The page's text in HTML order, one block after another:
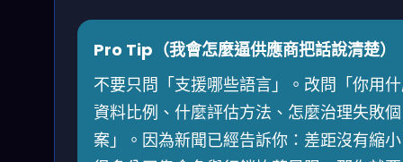
Pro Tip（我會怎麼逼供應商把話說清楚）
不要只問「支援哪些語言」。改問「你用
資料比例、什麼評估方法、怎麼治理失敗個
案」。因為新聞已經告訴你：差距沒有縮